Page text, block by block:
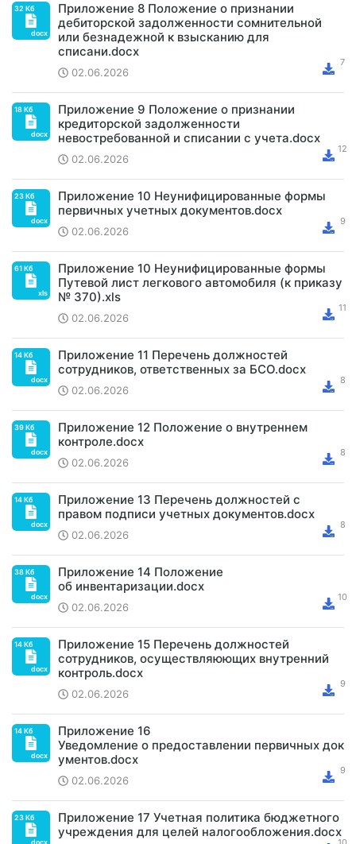
Приложение 8 Положение о признании
дебиторской задолженности сомнительной
или безнадежной к взысканию для
списани.docx
02.06.2026
Приложение 9 Положение о признании
кредиторской задолженности
невостребованной и списании с учета.docx
02.06.2026
Приложение 10 Неунифицированные формы
первичных учетных документов.docx
02.06.2026
Приложение 10 Неунифицированные формы
Путевой лист легкового автомобиля (к приказу
№ 370).xls
02.06.2026
Приложение 11 Перечень должностей
сотрудников, ответственных за БСО.docx
02.06.2026
Приложение 12 Положение о внутреннем
контроле.docx
02.06.2026
Приложение 13 Перечень должностей с
правом подписи учетных документов.docx
02.06.2026
Приложение 14 Положение
об инвентаризации.docx
02.06.2026
Приложение 15 Перечень должностей
сотрудников, осуществляюющих внутренний
контроль.docx
02.06.2026
Приложение 16
Уведомление о предоставлении первичных док
ументов.docx
02.06.2026
Приложение 17 Учетная политика бюджетного
учреждения для целей налогообложения.docx